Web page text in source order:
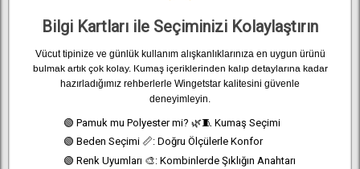
🟢 Pamuk mu Polyester mi? 🌿🧵 Kumaş Seçimi
🟢 Beden Seçimi 📏: Doğru Ölçülerle Konfor
🟢 Renk Uyumları 🎨: Kombinlerde Şıklığın Anahtarı
Vücut tipinize ve günlük kullanım alışkanlıklarınıza en uygun ürünü
bulmak artık çok kolay. Kumaş içeriklerinden kalıp detaylarına kadar
hazırladığımız rehberlerle Wingetstar kalitesini güvenle
deneyimleyin.
Bilgi Kartları ile Seçiminizi Kolaylaştırın